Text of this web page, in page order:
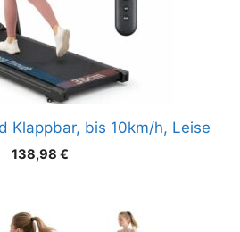
Klappbar, bis 10km/h, Leise
138,98 €